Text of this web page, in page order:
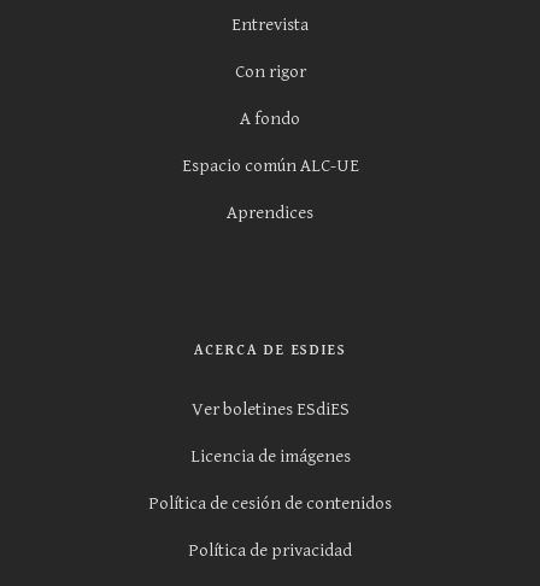
Entrevista
Con rigor
A fondo
Espacio común ALC-UE
Aprendices
ACERCA DE ESDIES
Ver boletines ESdiES
Licencia de imágenes
Política de cesión de contenidos
Política de privacidad